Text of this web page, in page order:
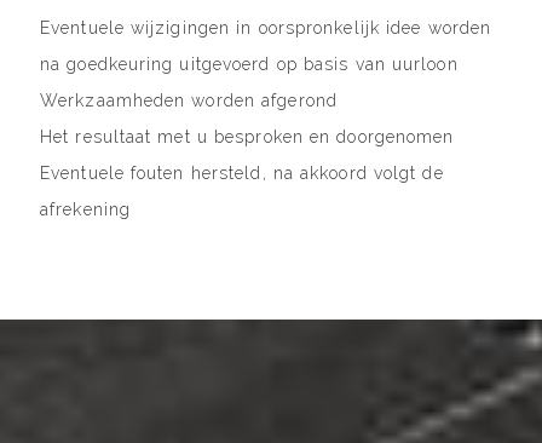
Eventuele wijzigingen in oorspronkelijk idee worden
na goedkeuring uitgevoerd op basis van uurloon
Werkzaamheden worden afgerond
Het resultaat met u besproken en doorgenomen
Eventuele fouten hersteld, na akkoord volgt de
afrekening